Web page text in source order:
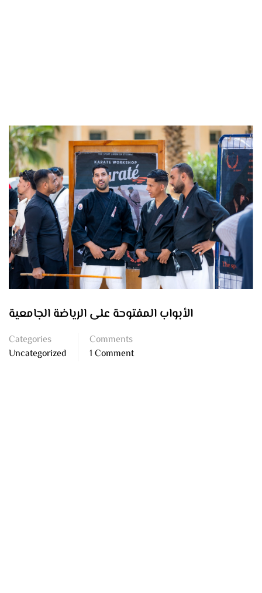
الأبواب المفتوحة على الرياضة الجامعية
Categories
Uncategorized
Comments
1 Comment